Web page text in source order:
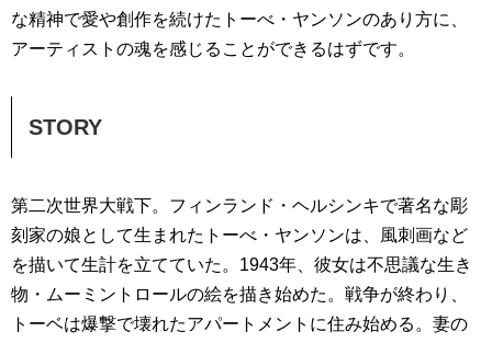
な精神で愛や創作を続けたトーべ・ヤンソンのあり方に、
アーティストの魂を感じることができるはずです。
STORY
第二次世界大戦下。フィンランド・ヘルシンキで著名な彫
刻家の娘として生まれたトーべ・ヤンソンは、風刺画など
を描いて生計を立てていた。1943年、彼女は不思議な生き
物・ムーミントロールの絵を描き始めた。戦争が終わり、
トーベは爆撃で壊れたアパートメントに住み始める。妻の